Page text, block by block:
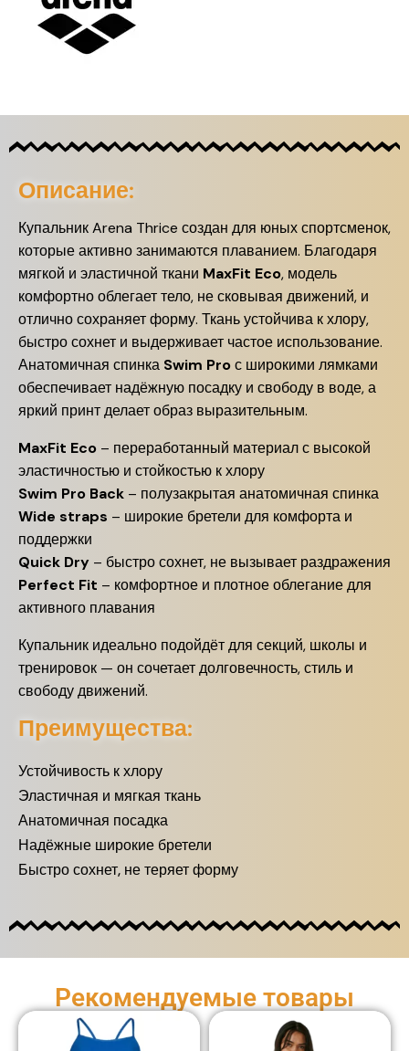
Описание:
Купальник Arena Thrice создан для юных спортсменок,
которые активно занимаются плаванием. Благодаря
мягкой и эластичной ткани MaxFit Eco, модель
комфортно облегает тело, не сковывая движений, и
отлично сохраняет форму. Ткань устойчива к хлору,
быстро сохнет и выдерживает частое использование.
Анатомичная спинка Swim Proс широкими лямками
обеспечивает надёжную посадку и свободу в воде, а
яркий принт делает образ выразительным.
MaxFit Eco – переработанный материал с высокой
эластичностью и стойкостью к хлору
Swim Pro Back – полузакрытая анатомичная спинка
Wide straps – широкие бретели для комфорта и
поддержки
Quick Dry – быстро сохнет, не вызывает раздражения
Perfect Fit – комфортное и плотное облегание для
активного плавания
Купальник идеально подойдёт для секций, школы и
тренировок — он сочетает долговечность, стиль и
свободу движений.
Преимущества:
Устойчивость к хлору
Эластичная и мягкая ткань
Анатомичная посадка
Надёжные широкие бретели
Быстро сохнет, не теряет форму
Рекомендуемые товары